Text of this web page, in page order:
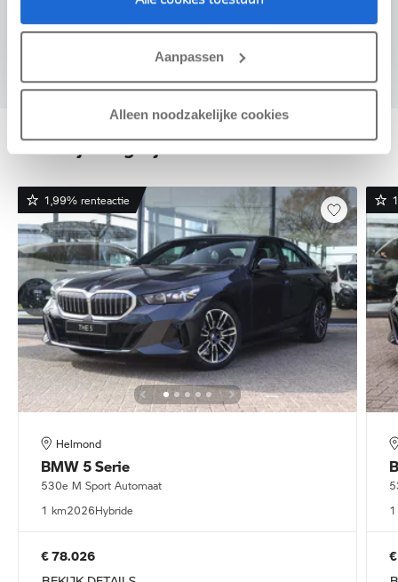
Aanpassen
Alleen noodzakelijke cookies
VOORSTEL AANVRAGEN
Deze zijn vergelijkbaar
1,99% renteactie
Helmond
BMW 5 Serie
530e M Sport Automaat
1 km2026Hybride
€ 78.026